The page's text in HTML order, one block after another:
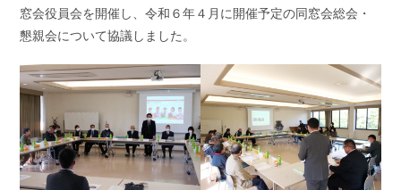
窓会役員会を開催し、令和６年４月に開催予定の同窓会総会・
懇親会について協議しました。